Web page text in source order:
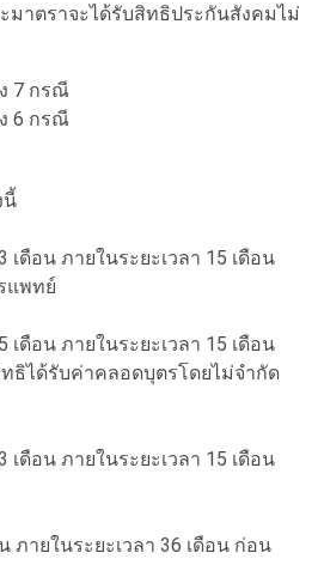
มาตราจะได้รับสิทธิประกันสังคมไม่
7 กรณี
6 กรณี
นี้
ดือน ภายในระยะเวลา 15 เดือน
แพทย์
ดือน ภายในระยะเวลา 15 เดือน
ธิได้รับค่าคลอดบุตรโดยไม่จำกัด
ดือน ภายในระยะเวลา 15 เดือน
ภายในระยะเวลา 36 เดือน ก่อน